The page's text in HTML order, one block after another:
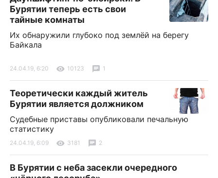
Бурятии теперь есть свои
тайные комнаты
Их обнаружили глубоко под землёй на берегу
Байкала
24.04.19, 6:20 10123 1
Теоретически каждый житель
Бурятии является должником
Судебные приставы опубликовали печальную
статистику
24.04.19, 6:09 3181 2
В Бурятии с неба засекли очередного